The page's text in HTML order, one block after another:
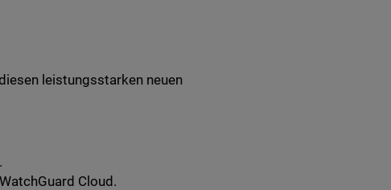
leistungsstarken neuen
Cloud.